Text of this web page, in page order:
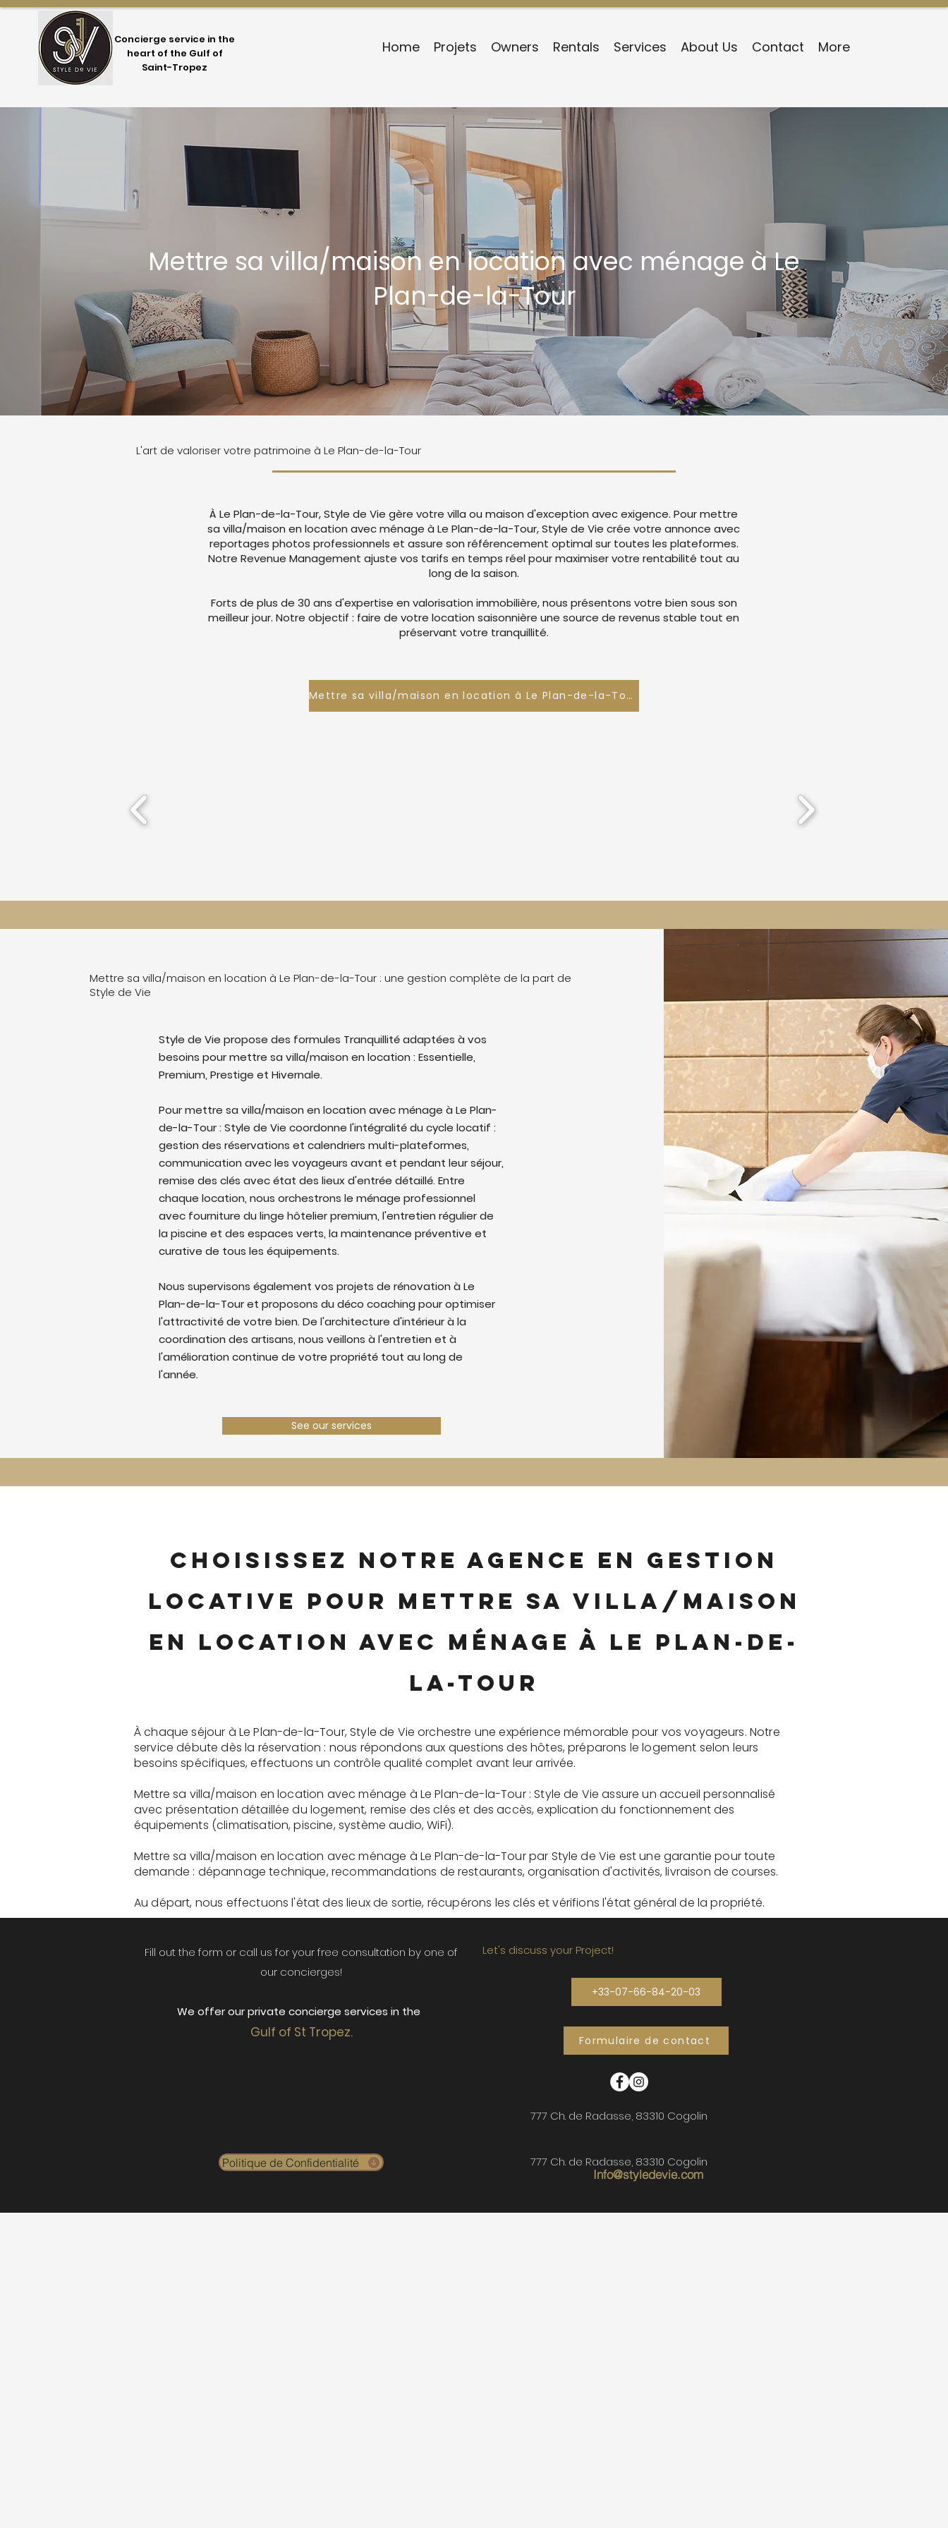
Concierge service in the
heart of the Gulf of
Saint-Tropez
Home Projets Owners Rentals Services About Us Contact More
Mettre sa villa/maison en location avec ménage à Le
Plan-de-la-Tour
L'art de valoriser votre patrimoine à Le Plan-de-la-Tour
À Le Plan-de-la-Tour, Style de Vie gère votre villa ou maison d'exception avec exigence. Pour mettre
sa villa/maison en location avec ménage à Le Plan-de-la-Tour, Style de Vie crée votre annonce avec
reportages photos professionnels et assure son référencement optimal sur toutes les plateformes.
Notre Revenue Management ajuste vos tarifs en temps réel pour maximiser votre rentabilité tout au
long de la saison.
Forts de plus de 30 ans d'expertise en valorisation immobilière, nous présentons votre bien sous son
meilleur jour. Notre objectif : faire de votre location saisonnière une source de revenus stable tout en
préservant votre tranquillité.
Mettre sa villa/maison en location à Le Plan-de-la-Tour
Mettre sa villa/maison en location à Le Plan-de-la-Tour : une gestion complète de la part de
Style de Vie
Style de Vie propose des formules Tranquillité adaptées à vos
besoins pour mettre sa villa/maison en location : Essentielle,
Premium, Prestige et Hivernale.
Pour mettre sa villa/maison en location avec ménage à Le Plan-
de-la-Tour : Style de Vie coordonne l'intégralité du cycle locatif :
gestion des réservations et calendriers multi-plateformes,
communication avec les voyageurs avant et pendant leur séjour,
remise des clés avec état des lieux d'entrée détaillé. Entre
chaque location, nous orchestrons le ménage professionnel
avec fourniture du linge hôtelier premium, l'entretien régulier de
la piscine et des espaces verts, la maintenance préventive et
curative de tous les équipements.
Nous supervisons également vos projets de rénovation à Le
Plan-de-la-Tour et proposons du déco coaching pour optimiser
l'attractivité de votre bien. De l'architecture d'intérieur à la
coordination des artisans, nous veillons à l'entretien et à
l'amélioration continue de votre propriété tout au long de
l'année.
See our services
Choisissez notre agence en gestion
locative pour mettre sa villa/maison
en location avec ménage à Le Plan-de-
la-Tour
À chaque séjour à Le Plan-de-la-Tour, Style de Vie orchestre une expérience mémorable pour vos voyageurs. Notre
service débute dès la réservation : nous répondons aux questions des hôtes, préparons le logement selon leurs
besoins spécifiques, effectuons un contrôle qualité complet avant leur arrivée.
Mettre sa villa/maison en location avec ménage à Le Plan-de-la-Tour : Style de Vie assure un accueil personnalisé
avec présentation détaillée du logement, remise des clés et des accès, explication du fonctionnement des
équipements (climatisation, piscine, système audio, WiFi).
Mettre sa villa/maison en location avec ménage à Le Plan-de-la-Tour par Style de Vie est une garantie pour toute
demande : dépannage technique, recommandations de restaurants, organisation d'activités, livraison de courses.
Au départ, nous effectuons l'état des lieux de sortie, récupérons les clés et vérifions l'état général de la propriété.
Fill out the form or call us for your free consultation by one of
our concierges!
We offer our private concierge services in the
Gulf of St Tropez.
Politique de Confidentialité
Let's discuss your Project!
+33-07-66-84-20-03
Formulaire de contact
777 Ch. de Radasse, 83310 Cogolin
Info@styledevie.com
777 Ch. de Radasse, 83310 Cogolin